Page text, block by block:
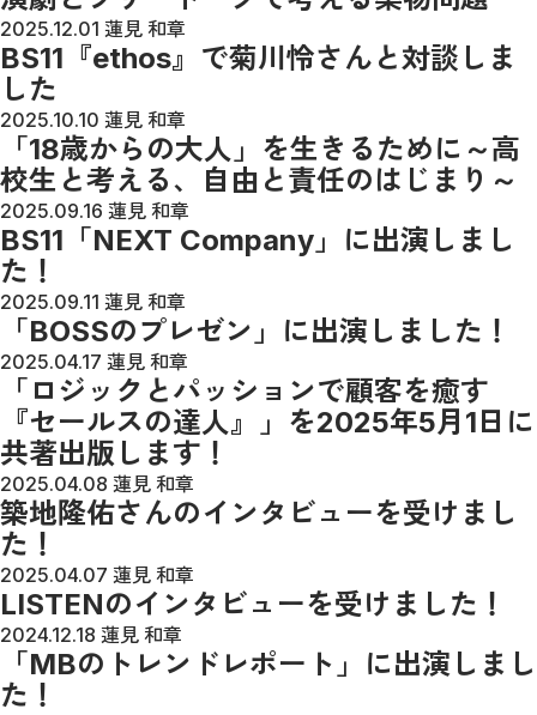
2025.12.01 蓮見 和章
BS11『ethos』で菊川怜さんと対談しま
した
2025.10.10 蓮見 和章
「18歳からの大人」を生きるために～高
校生と考える、自由と責任のはじまり～
2025.09.16 蓮見 和章
BS11「NEXT Company」に出演しまし
た！
2025.09.11 蓮見 和章
「BOSSのプレゼン」に出演しました！
2025.04.17 蓮見 和章
「ロジックとパッションで顧客を癒す
『セールスの達人』」を2025年5月1日に
共著出版します！
2025.04.08 蓮見 和章
築地隆佑さんのインタビューを受けまし
た！
2025.04.07 蓮見 和章
LISTENのインタビューを受けました！
2024.12.18 蓮見 和章
「MBのトレンドレポート」に出演しまし
た！